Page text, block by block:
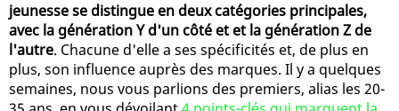
jeunesse se distingue en deux catégories principales,
avec la génération Y d'un côté et et la génération Z de
l'autre. Chacune d'elle a ses spécificités et, de plus en
plus, son influence auprès des marques. Il y a quelques
semaines, nous vous parlions des premiers, alias les 20-